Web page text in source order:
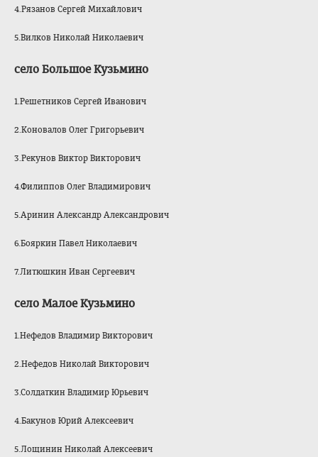
4.Рязанов Сергей Михайлович
5.Вилков Николай Николаевич
село Большое Кузьмино
1.Решетников Сергей Иванович
2.Коновалов Олег Григорьевич
3.Рекунов Виктор Викторович
4.Филиппов Олег Владимирович
5.Аринин Александр Александрович
6.Бояркин Павел Николаевич
7.Литюшкин Иван Сергеевич
село Малое Кузьмино
1.Нефедов Владимир Викторович
2.Нефедов Николай Викторович
3.Солдаткин Владимир Юрьевич
4.Бакунов Юрий Алексеевич
5.Лощинин Николай Алексеевич